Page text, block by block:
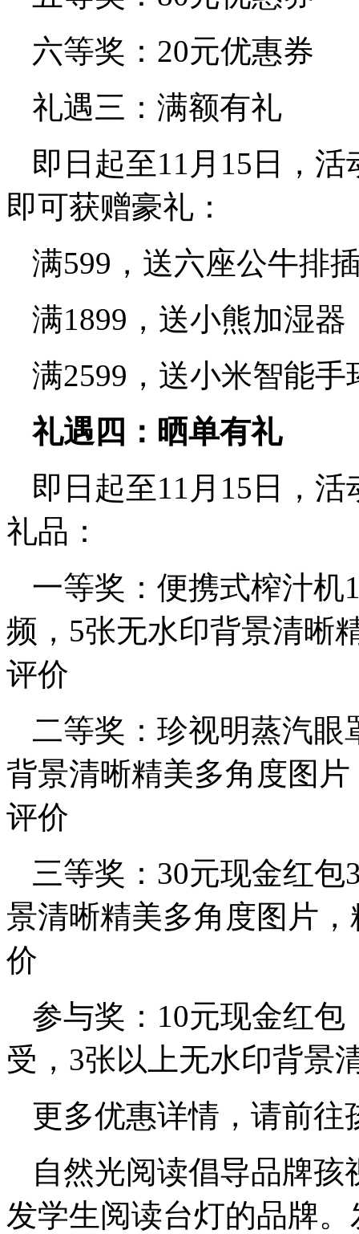
六等奖：20元优惠券
礼遇三：满额有礼
即日起至11月15日，
即可获赠豪礼：
满599，送六座公牛排
满1899，送小熊加湿器
满2599，送小米智能手
礼遇四：晒单有礼
即日起至11月15日，
礼品：
一等奖：便携式榨汁机
频，5张无水印背景清晰
评价
二等奖：珍视明蒸汽眼
背景清晰精美多角度图
评价
三等奖：30元现金红
景清晰精美多角度图片
价
参与奖：10元现金红
受，3张以上无水印背景
更多优惠详情，请前往
自然光阅读倡导品牌孩
发学生阅读台灯的品牌